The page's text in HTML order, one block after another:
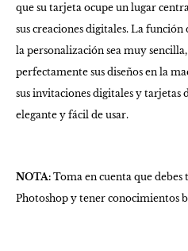
que su tarjeta ocupe un lugar
sus creaciones digitales. La
la personalización sea muy
perfectamente sus diseños en la
sus invitaciones digitales y tarjetas
elegante y fácil de usar.
NOTA: Toma en cuenta que
Photoshop y tener conocimientos